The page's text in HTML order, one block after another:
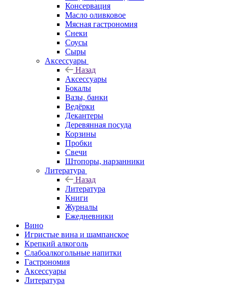
Консервация
Масло оливковое
Мясная гастрономия
Снеки
Соусы
Сыры
Аксессуары
Назад
Аксессуары
Бокалы
Вазы, банки
Ведёрки
Декантеры
Деревянная посуда
Корзины
Пробки
Свечи
Штопоры, нарзанники
Литература
Назад
Литература
Книги
Журналы
Ежедневники
Вино
Игристые вина и шампанское
Крепкий алкоголь
Слабоалкогольные напитки
Гастрономия
Аксессуары
Литература